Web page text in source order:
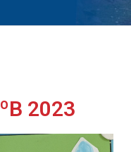
2023